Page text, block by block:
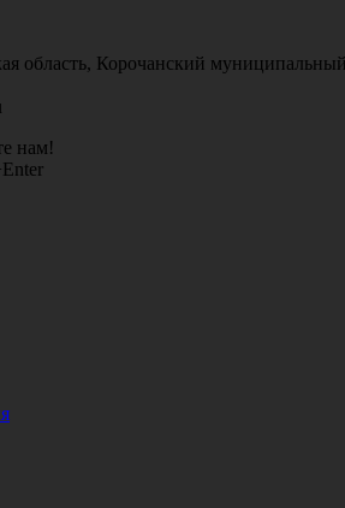
область, Корочанский
нам!